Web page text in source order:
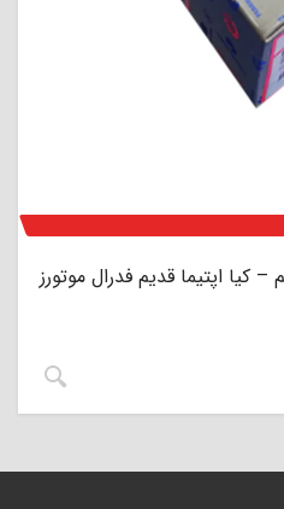
کیا اپتیما قدیم فدرال موتورز